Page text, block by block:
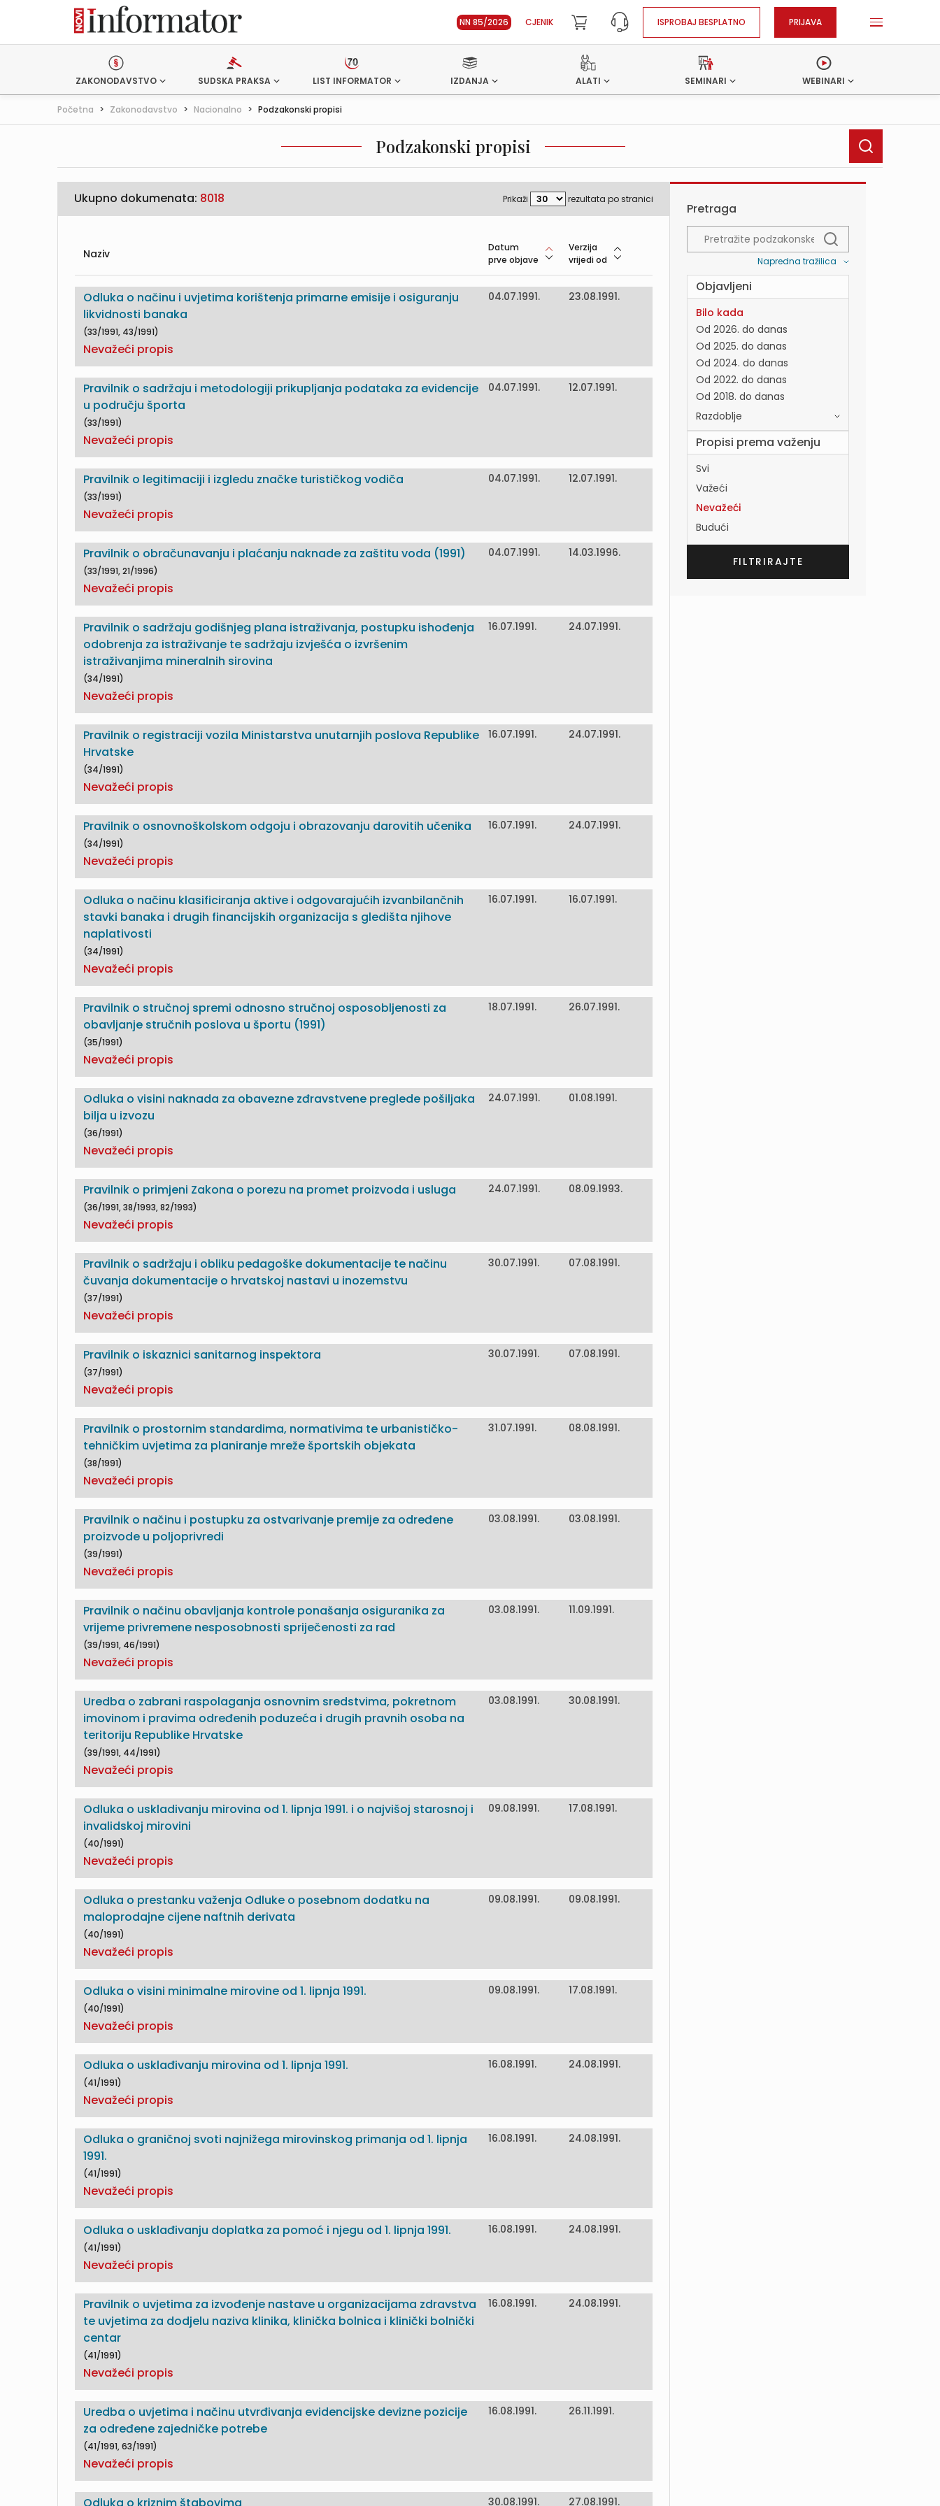
NN 85/2026 CJENIK ISPROBAJ BESPLATNO PRIJAVA
ZAKONODAVSTVO SUDSKA PRAKSA LIST INFORMATOR IZDANJA ALATI SEMINARI WEBINARI
Početna > Zakonodavstvo > Nacionalno > Podzakonski propisi
Podzakonski propisi
Ukupno dokumenata: 8018 Prikaži rezultata po stranici
Naziv
Datum
prve objave
Verzija
vrijedi od
Odluka o načinu i uvjetima korištenja primarne emisije i osiguranju
likvidnosti banaka
(33/1991, 43/1991)
Nevažeći propis
04.07.1991. 23.08.1991.
Pravilnik o sadržaju i metodologiji prikupljanja podataka za evidencije
u području športa
(33/1991)
Nevažeći propis
04.07.1991. 12.07.1991.
Pravilnik o legitimaciji i izgledu značke turističkog vodiča
(33/1991)
Nevažeći propis
04.07.1991. 12.07.1991.
Pravilnik o obračunavanju i plaćanju naknade za zaštitu voda (1991)
(33/1991, 21/1996)
Nevažeći propis
04.07.1991. 14.03.1996.
Pravilnik o sadržaju godišnjeg plana istraživanja, postupku ishođenja
odobrenja za istraživanje te sadržaju izvješća o izvršenim
istraživanjima mineralnih sirovina
(34/1991)
Nevažeći propis
16.07.1991. 24.07.1991.
Pravilnik o registraciji vozila Ministarstva unutarnjih poslova Republike
Hrvatske
(34/1991)
Nevažeći propis
16.07.1991. 24.07.1991.
Pravilnik o osnovnoškolskom odgoju i obrazovanju darovitih učenika
(34/1991)
Nevažeći propis
16.07.1991. 24.07.1991.
Odluka o načinu klasificiranja aktive i odgovarajućih izvanbilančnih
stavki banaka i drugih financijskih organizacija s gledišta njihove
naplativosti
(34/1991)
Nevažeći propis
16.07.1991. 16.07.1991.
Pravilnik o stručnoj spremi odnosno stručnoj osposobljenosti za
obavljanje stručnih poslova u športu (1991)
(35/1991)
Nevažeći propis
18.07.1991. 26.07.1991.
Odluka o visini naknada za obavezne zđravstvene preglede pošiljaka
bilja u izvozu
(36/1991)
Nevažeći propis
24.07.1991. 01.08.1991.
Pravilnik o primjeni Zakona o porezu na promet proizvoda i usluga
(36/1991, 38/1993, 82/1993)
Nevažeći propis
24.07.1991. 08.09.1993.
Pravilnik o sadržaju i obliku pedagoške dokumentacije te načinu
čuvanja dokumentacije o hrvatskoj nastavi u inozemstvu
(37/1991)
Nevažeći propis
30.07.1991. 07.08.1991.
Pravilnik o iskaznici sanitarnog inspektora
(37/1991)
Nevažeći propis
30.07.1991. 07.08.1991.
Pravilnik o prostornim standardima, normativima te urbanističko-
tehničkim uvjetima za planiranje mreže športskih objekata
(38/1991)
Nevažeći propis
31.07.1991. 08.08.1991.
Pravilnik o načinu i postupku za ostvarivanje premije za određene
proizvode u poljoprivredi
(39/1991)
Nevažeći propis
03.08.1991. 03.08.1991.
Pravilnik o načinu obavljanja kontrole ponašanja osiguranika za
vrijeme privremene nesposobnosti spriječenosti za rad
(39/1991, 46/1991)
Nevažeći propis
03.08.1991. 11.09.1991.
Uredba o zabrani raspolaganja osnovnim sredstvima, pokretnom
imovinom i pravima određenih poduzeća i drugih pravnih osoba na
teritoriju Republike Hrvatske
(39/1991, 44/1991)
Nevažeći propis
03.08.1991. 30.08.1991.
Odluka o uskladivanju mirovina od 1. lipnja 1991. i o najvišoj starosnoj i
invalidskoj mirovini
(40/1991)
Nevažeći propis
09.08.1991. 17.08.1991.
Odluka o prestanku važenja Odluke o posebnom dodatku na
maloprodajne cijene naftnih derivata
(40/1991)
Nevažeći propis
09.08.1991. 09.08.1991.
Odluka o visini minimalne mirovine od 1. lipnja 1991.
(40/1991)
Nevažeći propis
09.08.1991. 17.08.1991.
Odluka o usklađivanju mirovina od 1. lipnja 1991.
(41/1991)
Nevažeći propis
16.08.1991. 24.08.1991.
Odluka o graničnoj svoti najnižega mirovinskog primanja od 1. lipnja
1991.
(41/1991)
Nevažeći propis
16.08.1991. 24.08.1991.
Odluka o usklađivanju doplatka za pomoć i njegu od 1. lipnja 1991.
(41/1991)
Nevažeći propis
16.08.1991. 24.08.1991.
Pravilnik o uvjetima za izvođenje nastave u organizacijama zdravstva
te uvjetima za dodjelu naziva klinika, klinička bolnica i klinički bolnički
centar
(41/1991)
Nevažeći propis
16.08.1991. 24.08.1991.
Uredba o uvjetima i načinu utvrđivanja evidencijske devizne pozicije
za određene zajedničke potrebe
(41/1991, 63/1991)
Nevažeći propis
16.08.1991. 26.11.1991.
30.08.1991. 27.08.1991.
Pretraga
Napredna tražilica
Objavljeni
Bilo kada
Od 2026. do danas
Od 2025. do danas
Od 2024. do danas
Od 2022. do danas
Od 2018. do danas
Razdoblje
Propisi prema važenju
Svi
Važeći
Nevažeći
Budući